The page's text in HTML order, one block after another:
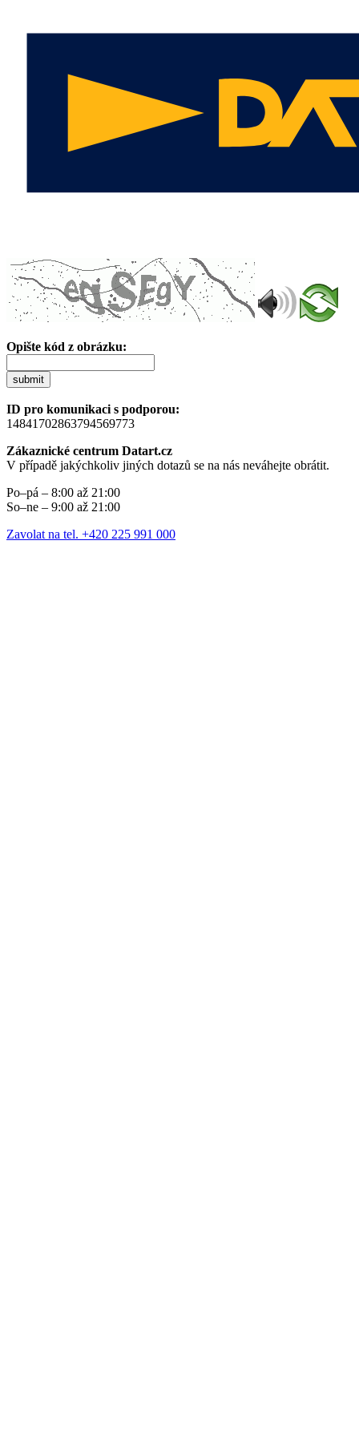
Opište kód z obrázku:
submit
ID pro komunikaci s podporou:
14841702863794569773
Zákaznické centrum Datart.cz
V případě jakýchkoliv jiných dotazů se na nás neváhejte obrátit.
Po–pá – 8:00 až 21:00
So–ne – 9:00 až 21:00
Zavolat na tel. +420 225 991 000